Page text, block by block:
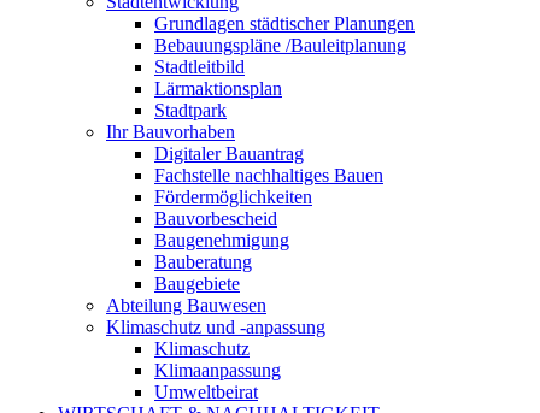
Grundlagen städtischer Planungen
Bebauungspläne /Bauleitplanung
Stadtleitbild
Lärmaktionsplan
Stadtpark
Ihr Bauvorhaben
Digitaler Bauantrag
Fachstelle nachhaltiges Bauen
Fördermöglichkeiten
Bauvorbescheid
Baugenehmigung
Bauberatung
Baugebiete
Abteilung Bauwesen
Klimaschutz und -anpassung
Klimaschutz
Klimaanpassung
Umweltbeirat